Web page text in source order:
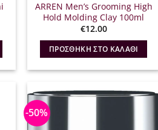
ARREN Men’s Grooming High
Hold Molding Clay 100ml
€12.00
ΠΡΟΣΘΉΚΗ ΣΤΟ ΚΑΛΆΘΙ
-50%